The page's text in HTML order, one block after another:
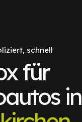
schnell
für
in